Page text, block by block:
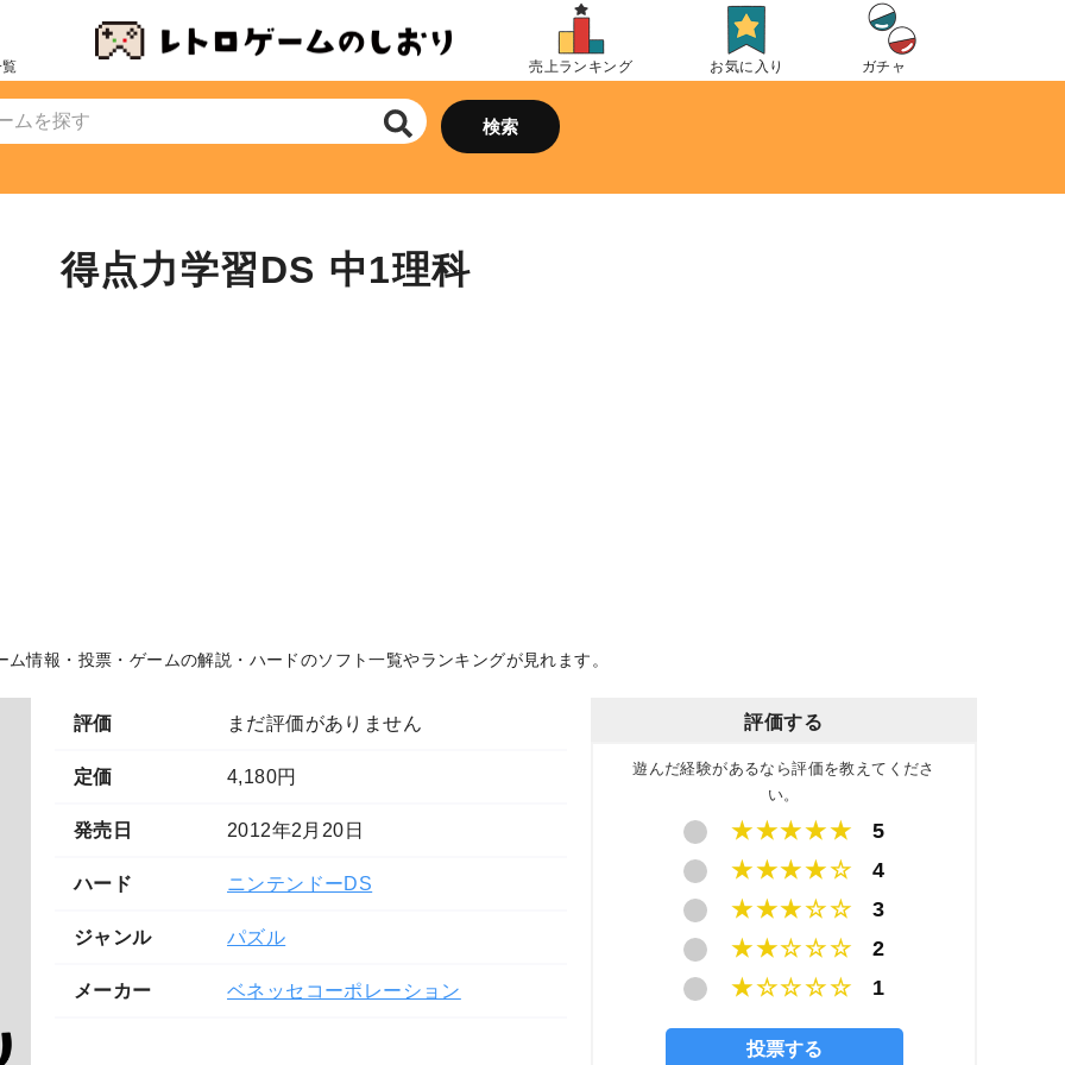
売上ランキング お気に入り ガチャ
得点力学習DS 中1理科
ム情報・投票・ゲームの解説・ハードのソフト一覧やランキングが見れます。
評価 まだ評価がありません
定価 4,180円
発売日 2012年2月20日
ハード ニンテンドーDS
ジャンル パズル
メーカー ベネッセコーポレーション
評価する
遊んだ経験があるなら評価を教えてくださ
い。
★★★★★
5
★★★★☆
4
★★★☆☆
3
★★☆☆☆
2
★☆☆☆☆
1